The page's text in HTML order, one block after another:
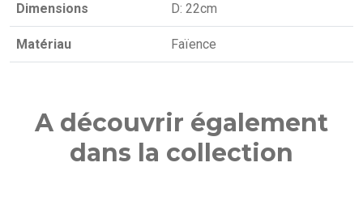
Dimensions D: 22cm
Matériau Faïence
A découvrir également
dans la collection